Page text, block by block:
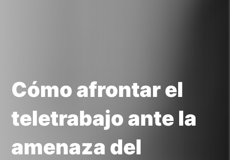
Cómo afrontar el
teletrabajo ante la
amenaza del